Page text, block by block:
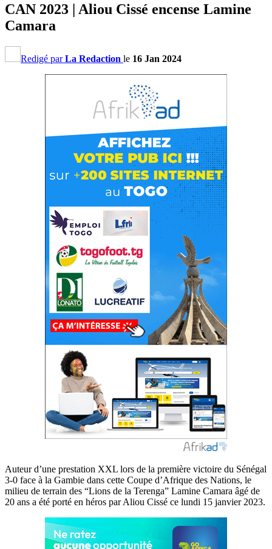
CAN 2023 | Aliou Cissé encense Lamine
Camara
Redigé parLa Redaction le 16 Jan 2024
Auteur d’une prestation XXL lors de la première victoire du Sénégal
3-0 face à la Gambie dans cette Coupe d’Afrique des Nations, le
milieu de terrain des “Lions de la Terenga” Lamine Camara âgé de
20 ans a été porté en héros par Aliou Cissé ce lundi 15 janvier 2023.